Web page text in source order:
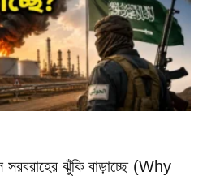
সরবরাহের ঝুঁকি বাড়াচ্ছে (Why